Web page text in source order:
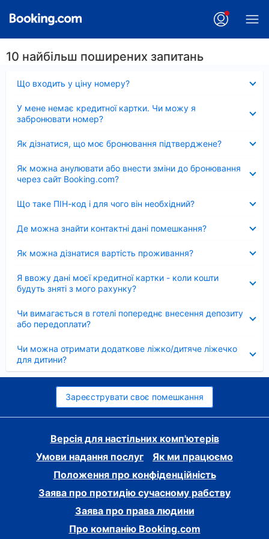
10 найбільш поширених запитань
Що входить у ціну номеру?
У мене немає кредитної картки. Чи можу я
забронювати номер?
Як дізнатися, що моє бронювання підтверджене?
Як можна анулювати або внести зміни до бронювання
через сайт Booking.com?
Що таке ПІН-код і для чого він необхідний?
Де можна знайти контактні дані помешкання?
Як можна дізнатися вартість проживання?
Я ввожу дані моєї кредитної картки - коли кошти
будуть зняті з мого рахунку?
Чи вимагається в готелі попереднє внесення депозиту
або передоплати?
Чи можна отримати додаткове ліжко/дитяче ліжечко
для дитини?
Зареєструвати своє помешкання
Версія для настільних комп'ютерів
Умови надання послуг
Як ми працюємо
Положення про конфіденційність
Заява про протидію сучасному рабству
Заява про права людини
Про компанію Booking.com